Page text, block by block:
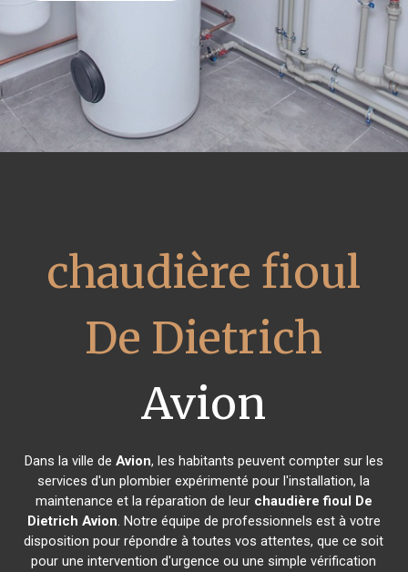
chaudière fioul
De Dietrich
Avion
Dans la ville de Avion, les habitants peuvent compter sur les
services d'un plombier expérimenté pour l'installation, la
maintenance et la réparation de leur chaudière fioul De
Dietrich Avion. Notre équipe de professionnels est à votre
disposition pour répondre à toutes vos attentes, que ce soit
pour une intervention d'urgence ou une simple vérification